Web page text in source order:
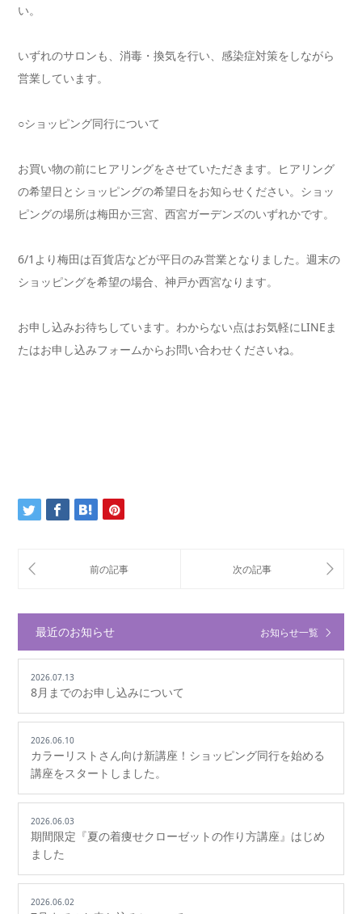
い。
いずれのサロンも、消毒・換気を行い、感染症対策をしながら
営業しています。
○ショッピング同行について
お買い物の前にヒアリングをさせていただきます。ヒアリング
の希望日とショッピングの希望日をお知らせください。ショッ
ピングの場所は梅田か三宮、西宮ガーデンズのいずれかです。
6/1より梅田は百貨店などが平日のみ営業となりました。週末の
ショッピングを希望の場合、神戸か西宮なります。
お申し込みお待ちしています。わからない点はお気軽にLINEま
たはお申し込みフォームからお問い合わせくださいね。
最近のお知らせ お知らせ一覧
2026.07.13
8月までのお申し込みについて
2026.06.10
カラーリストさん向け新講座！ショッピング同行を始める
講座をスタートしました。
2026.06.03
期間限定『夏の着痩せクローゼットの作り方講座』はじめ
ました
2026.06.02